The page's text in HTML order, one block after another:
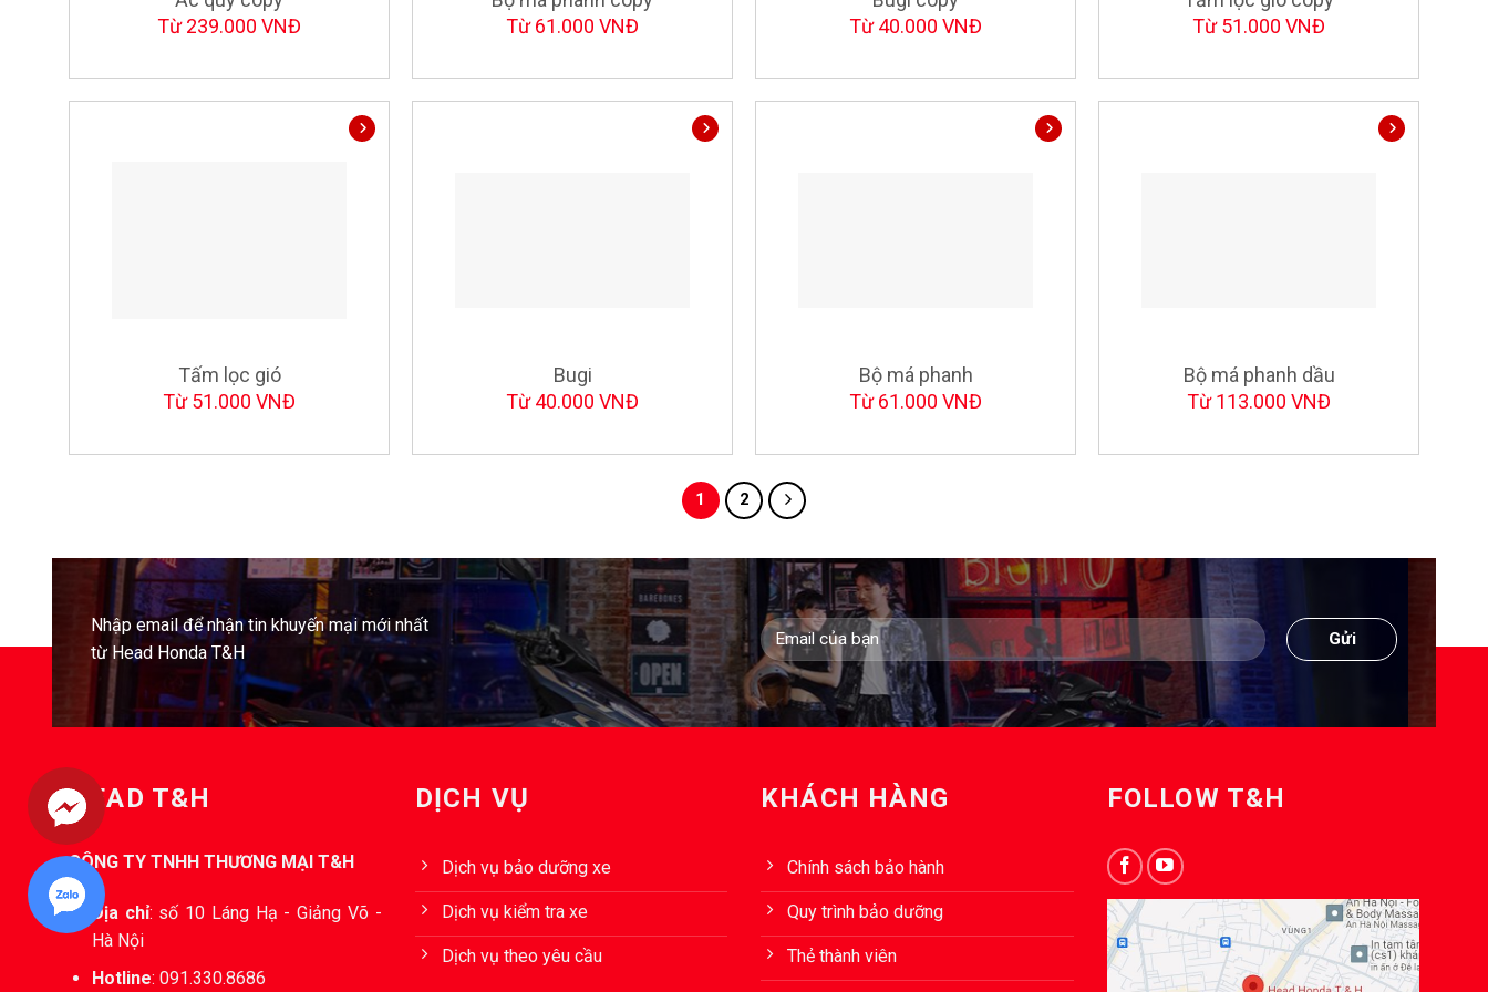
Từ 239.000 VNĐ
Từ 61.000 VNĐ
Từ 40.000 VNĐ
Từ 51.000 VNĐ
Tấm lọc gió
Từ 51.000 VNĐ
Bugi
Từ 40.000 VNĐ
Bộ má phanh
Từ 61.000 VNĐ
Bộ má phanh dầu
Từ 113.000 VNĐ
1 2
Nhập email để nhận tin khuyến mại mới nhất
từ Head Honda T&H
HEAD T&H
CÔNG TY TNHH THƯƠNG MẠI T&H
Địa chỉ: số 10 Láng Hạ - Giảng Võ -
Hà Nội
Hotline: 091.330.8686
DỊCH VỤ
Dịch vụ bảo dưỡng xe
Dịch vụ kiểm tra xe
Dịch vụ theo yêu cầu
KHÁCH HÀNG
Chính sách bảo hành
Quy trình bảo dưỡng
Thẻ thành viên
FOLLOW T&H